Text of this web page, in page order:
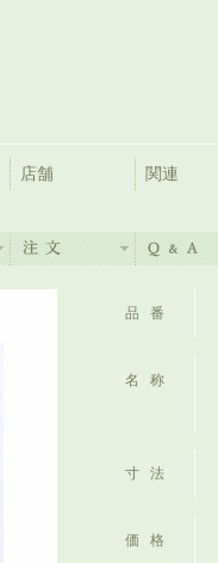
店舗 関連
品番
名称
寸法
価格